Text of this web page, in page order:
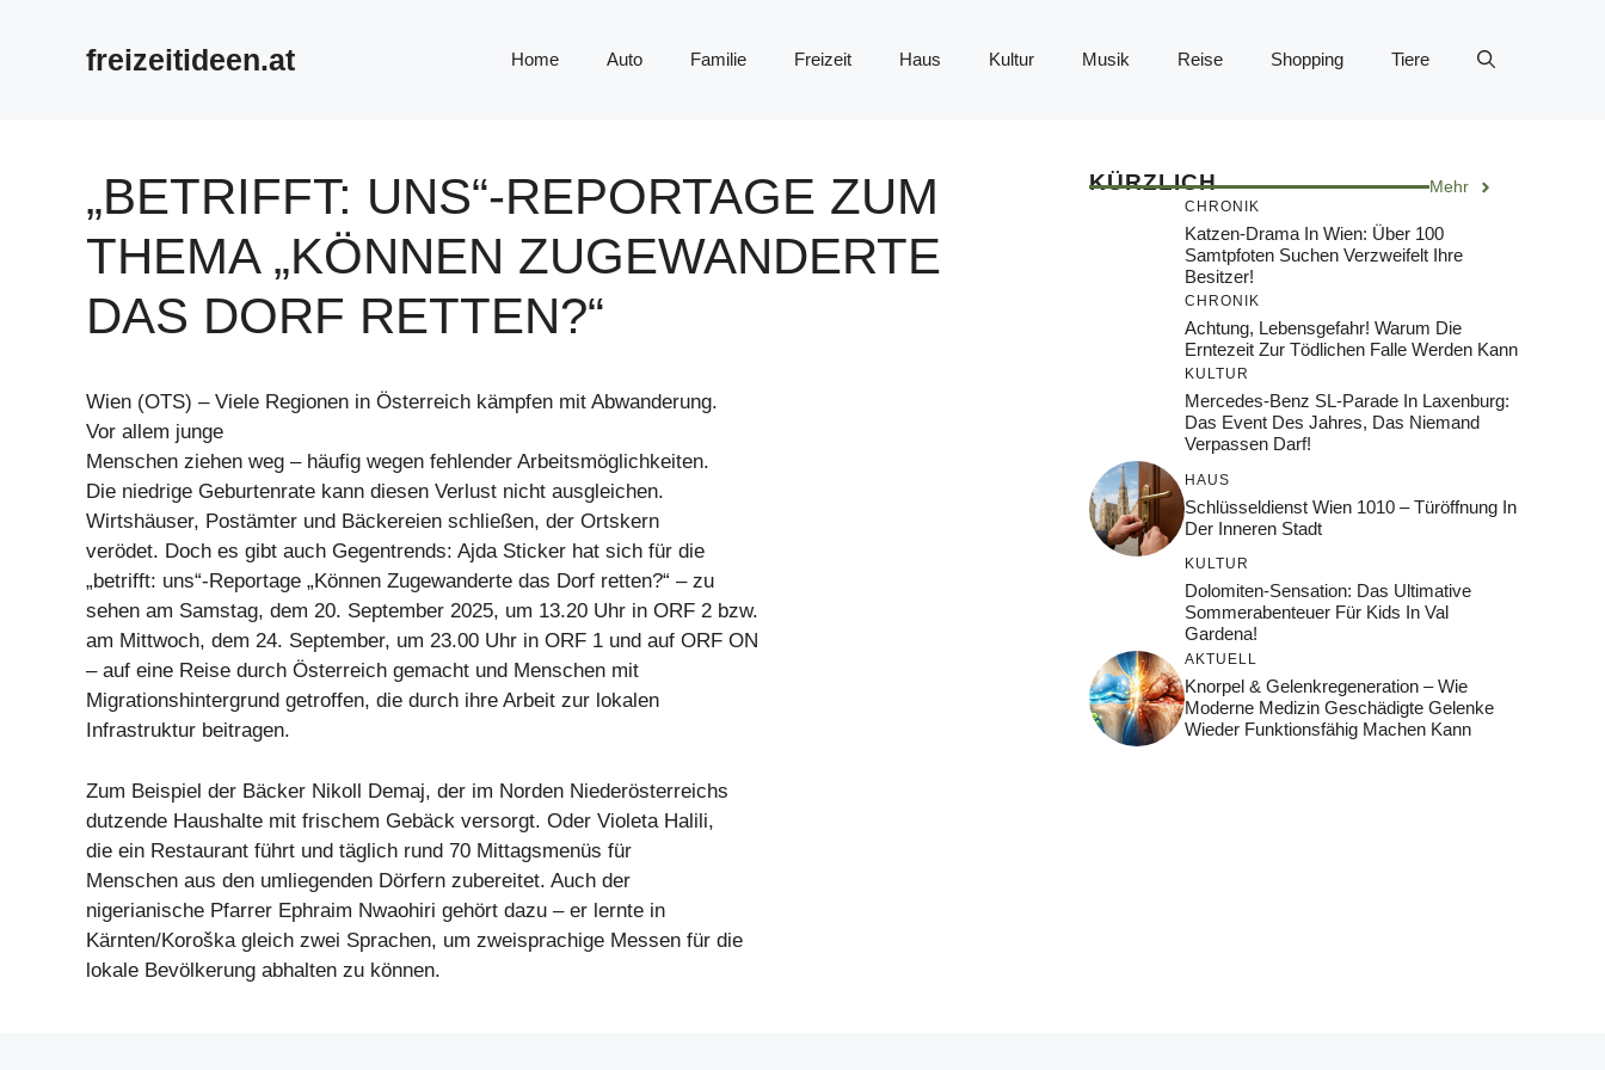
freizeitideen.at Home Auto Familie Freizeit Haus Kultur Musik Reise Shopping Tiere
„BETRIFFT: UNS“-REPORTAGE ZUM
THEMA „KÖNNEN ZUGEWANDERTE
DAS DORF RETTEN?“
Wien (OTS) – Viele Regionen in Österreich kämpfen mit Abwanderung.
Vor allem junge
Menschen ziehen weg – häufig wegen fehlender Arbeitsmöglichkeiten.
Die niedrige Geburtenrate kann diesen Verlust nicht ausgleichen.
Wirtshäuser, Postämter und Bäckereien schließen, der Ortskern
verödet. Doch es gibt auch Gegentrends: Ajda Sticker hat sich für die
„betrifft: uns“-Reportage „Können Zugewanderte das Dorf retten?“ – zu
sehen am Samstag, dem 20. September 2025, um 13.20 Uhr in ORF 2 bzw.
am Mittwoch, dem 24. September, um 23.00 Uhr in ORF 1 und auf ORF ON
– auf eine Reise durch Österreich gemacht und Menschen mit
Migrationshintergrund getroffen, die durch ihre Arbeit zur lokalen
Infrastruktur beitragen.
Zum Beispiel der Bäcker Nikoll Demaj, der im Norden Niederösterreichs
dutzende Haushalte mit frischem Gebäck versorgt. Oder Violeta Halili,
die ein Restaurant führt und täglich rund 70 Mittagsmenüs für
Menschen aus den umliegenden Dörfern zubereitet. Auch der
nigerianische Pfarrer Ephraim Nwaohiri gehört dazu – er lernte in
Kärnten/Koroška gleich zwei Sprachen, um zweisprachige Messen für die
lokale Bevölkerung abhalten zu können.
KÜRZLICH Mehr
CHRONIK
Katzen-Drama In Wien: Über 100
Samtpfoten Suchen Verzweifelt Ihre
Besitzer!
CHRONIK
Achtung, Lebensgefahr! Warum Die
Erntezeit Zur Tödlichen Falle Werden Kann
KULTUR
Mercedes-Benz SL-Parade In Laxenburg:
Das Event Des Jahres, Das Niemand
Verpassen Darf!
HAUS
Schlüsseldienst Wien 1010 – Türöffnung In
Der Inneren Stadt
KULTUR
Dolomiten-Sensation: Das Ultimative
Sommerabenteuer Für Kids In Val
Gardena!
AKTUELL
Knorpel & Gelenkregeneration – Wie
Moderne Medizin Geschädigte Gelenke
Wieder Funktionsfähig Machen Kann